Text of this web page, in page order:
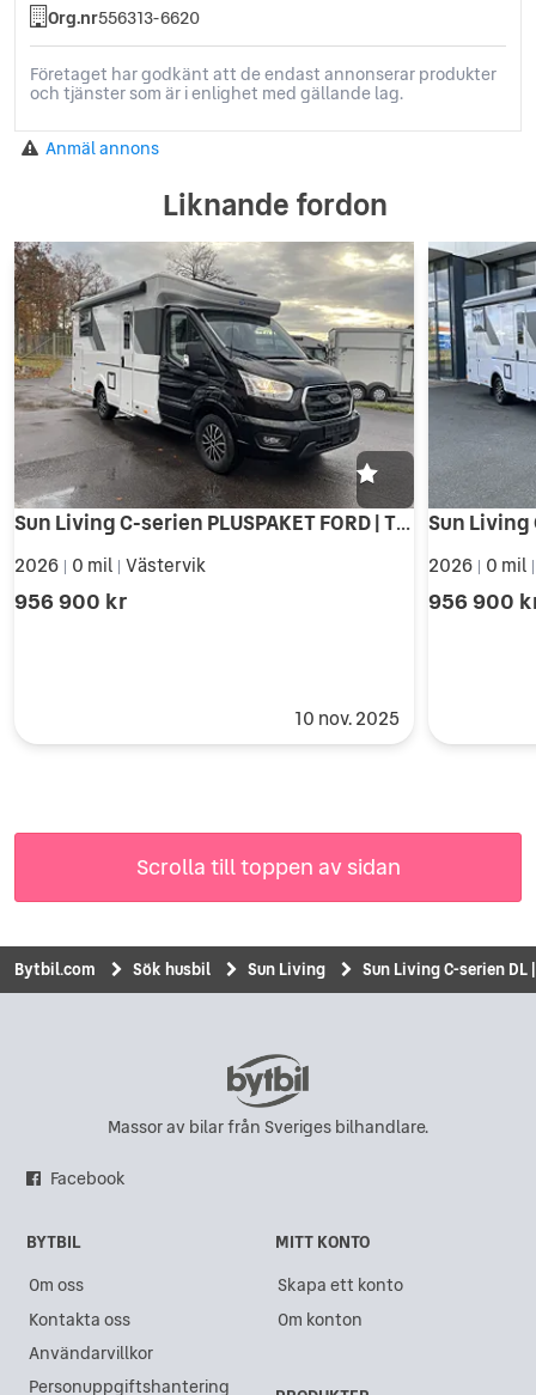
Org.nr556313-6620
Företaget har godkänt att de endast annonserar produkter
och tjänster som är i enlighet med gällande lag.
Anmäl annons
Liknande fordon
Sun Living C-serien PLUSPAKET FORD | TRUMA VÄRME
2026 0 mil Västervik
956 900 kr
10 nov. 2025
2026 0 mil
956 900
Scrolla till toppen av sidan
Bytbil.com Sök husbil Sun Living Sun Living C-serien DL
Massor av bilar från Sveriges bilhandlare.
Facebook
BYTBIL
Om oss
Kontakta oss
Användarvillkor
Personuppgiftshantering
MITT KONTO
Skapa ett konto
Om konton